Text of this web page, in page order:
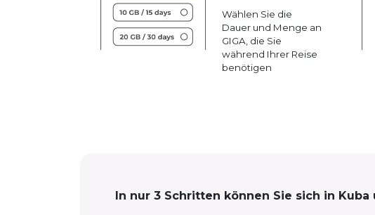
Wählen Sie die
Dauer und Menge an
GIGA, die Sie
während Ihrer Reise
benötigen
In nur 3 Schritten können Sie sich in